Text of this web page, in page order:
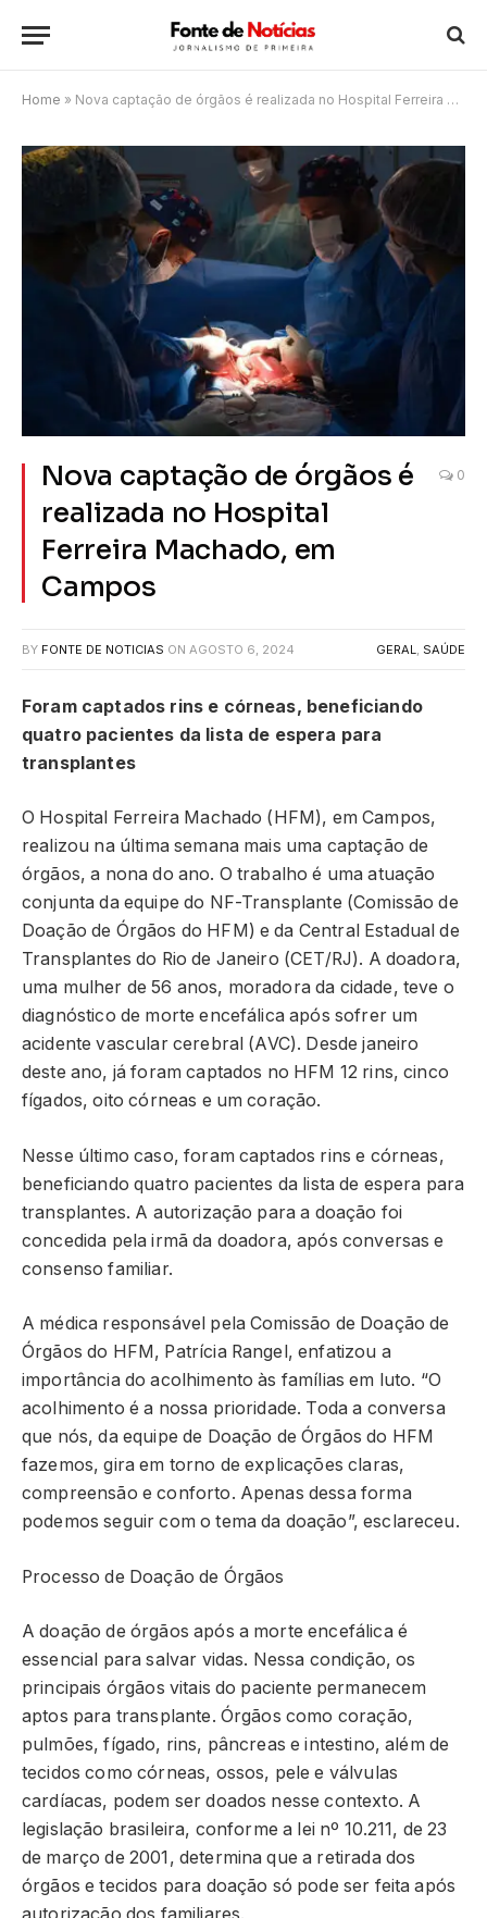
Home » Nova captação de órgãos é realizada no Hospital Ferreira Machado, em Campos
Nova captação de órgãos é
realizada no Hospital
Ferreira Machado, em
Campos
0
BY FONTE DE NOTICIAS ON AGOSTO 6, 2024 GERAL SAÚDE
Foram captados rins e córneas, beneficiando
quatro pacientes da lista de espera para
transplantes
O Hospital Ferreira Machado (HFM), em Campos,
realizou na última semana mais uma captação de
órgãos, a nona do ano. O trabalho é uma atuação
conjunta da equipe do NF-Transplante (Comissão de
Doação de Órgãos do HFM) e da Central Estadual de
Transplantes do Rio de Janeiro (CET/RJ). A doadora,
uma mulher de 56 anos, moradora da cidade, teve o
diagnóstico de morte encefálica após sofrer um
acidente vascular cerebral (AVC). Desde janeiro
deste ano, já foram captados no HFM 12 rins, cinco
fígados, oito córneas e um coração.
Nesse último caso, foram captados rins e córneas,
beneficiando quatro pacientes da lista de espera para
transplantes. A autorização para a doação foi
concedida pela irmã da doadora, após conversas e
consenso familiar.
A médica responsável pela Comissão de Doação de
Órgãos do HFM, Patrícia Rangel, enfatizou a
importância do acolhimento às famílias em luto. “O
acolhimento é a nossa prioridade. Toda a conversa
que nós, da equipe de Doação de Órgãos do HFM
fazemos, gira em torno de explicações claras,
compreensão e conforto. Apenas dessa forma
podemos seguir com o tema da doação”, esclareceu.
Processo de Doação de Órgãos
A doação de órgãos após a morte encefálica é
essencial para salvar vidas. Nessa condição, os
principais órgãos vitais do paciente permanecem
aptos para transplante. Órgãos como coração,
pulmões, fígado, rins, pâncreas e intestino, além de
tecidos como córneas, ossos, pele e válvulas
cardíacas, podem ser doados nesse contexto. A
legislação brasileira, conforme a lei nº 10.211, de 23
de março de 2001, determina que a retirada dos
órgãos e tecidos para doação só pode ser feita após